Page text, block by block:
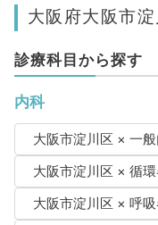
大阪府大阪市
診療科目から探す
内科
大阪市淀川区 × 一
大阪市淀川区 × 循
大阪市淀川区 × 呼